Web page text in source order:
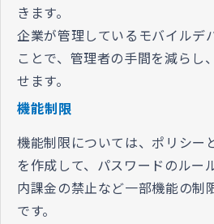
きます。
企業が管理しているモバイルデ
ことで、管理者の手間を減らし
せます。
機能制限
機能制限については、ポリシー
を作成して、パスワードのルー
内課金の禁止など一部機能の制
です。